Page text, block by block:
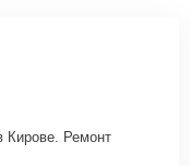
Кирове. Ремонт